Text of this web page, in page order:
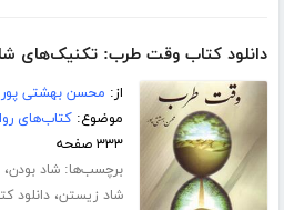
دانلود کتاب وقت طرب: تکنیک‌های
از: محسن بهشتی پور
موضوع:کتاب‌های
۳۳۳ صفحه
برچسب‌ها:شاد بودن،
شاد زیستن،دانلود